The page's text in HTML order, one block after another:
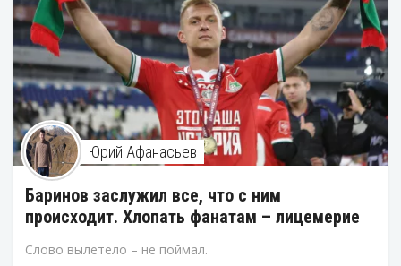
Юрий Афанасьев
Баринов заслужил все, что с ним
происходит. Хлопать фанатам – лицемерие
Слово вылетело – не поймал.